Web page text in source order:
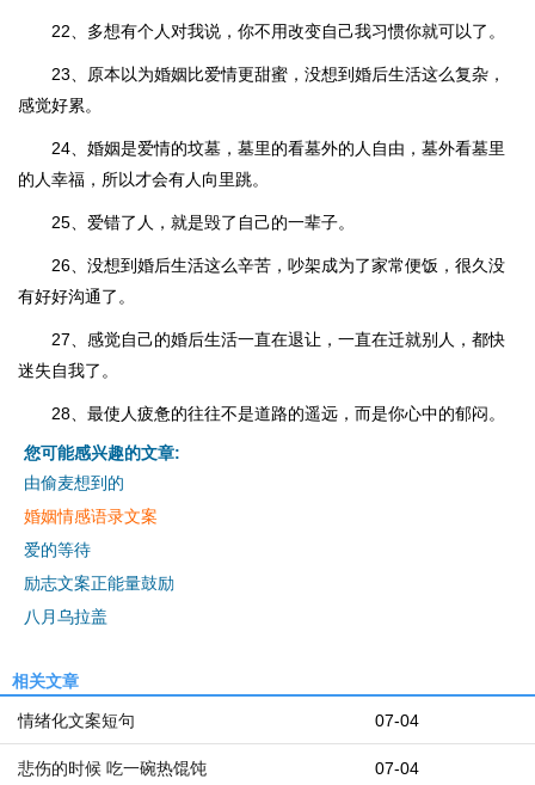
22、多想有个人对我说，你不用改变自己我习惯你就可以了。
23、原本以为婚姻比爱情更甜蜜，没想到婚后生活这么复杂，
感觉好累。
24、婚姻是爱情的坟墓，墓里的看墓外的人自由，墓外看墓里
的人幸福，所以才会有人向里跳。
25、爱错了人，就是毁了自己的一辈子。
26、没想到婚后生活这么辛苦，吵架成为了家常便饭，很久没
有好好沟通了。
27、感觉自己的婚后生活一直在退让，一直在迁就别人，都快
迷失自我了。
28、最使人疲惫的往往不是道路的遥远，而是你心中的郁闷。
您可能感兴趣的文章:
由偷麦想到的
婚姻情感语录文案
爱的等待
励志文案正能量鼓励
八月乌拉盖
相关文章
07-04
情绪化文案短句
07-04
悲伤的时候 吃一碗热馄饨